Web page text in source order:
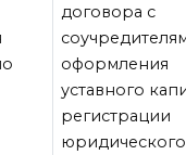
договора с
оформления
уставного
регистрации
юридического